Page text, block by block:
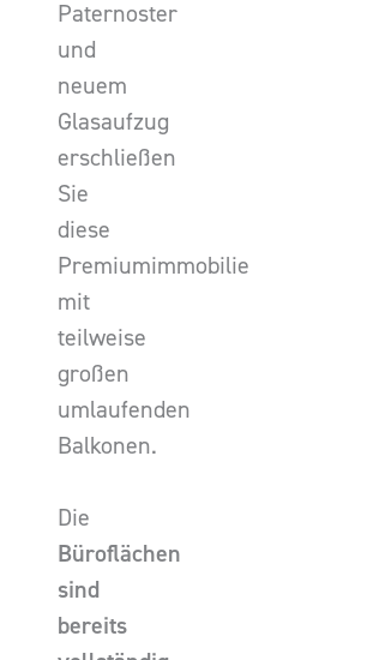
Paternoster
und
neuem
Glasaufzug
erschließen
Sie
diese
Premiumimmobilie
mit
teilweise
großen
umlaufenden
Balkonen.
Die
Büroflächen
sind
bereits